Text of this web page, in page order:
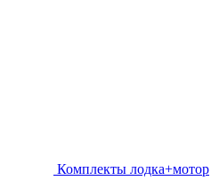
Комплекты лодка+мотор